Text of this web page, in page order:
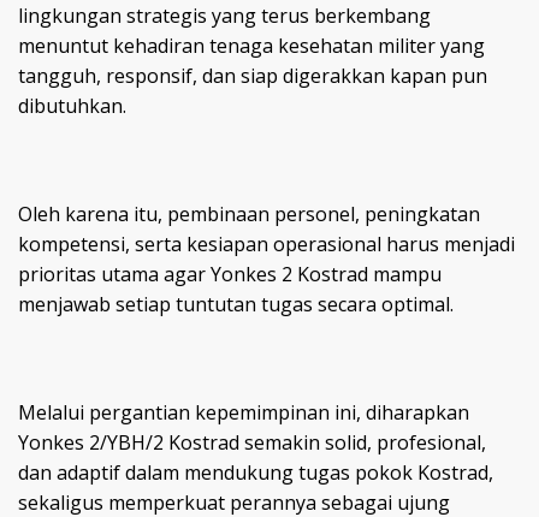
lingkungan strategis yang terus berkembang
menuntut kehadiran tenaga kesehatan militer yang
tangguh, responsif, dan siap digerakkan kapan pun
dibutuhkan.
Oleh karena itu, pembinaan personel, peningkatan
kompetensi, serta kesiapan operasional harus menjadi
prioritas utama agar Yonkes 2 Kostrad mampu
menjawab setiap tuntutan tugas secara optimal.
Melalui pergantian kepemimpinan ini, diharapkan
Yonkes 2/YBH/2 Kostrad semakin solid, profesional,
dan adaptif dalam mendukung tugas pokok Kostrad,
sekaligus memperkuat perannya sebagai ujung